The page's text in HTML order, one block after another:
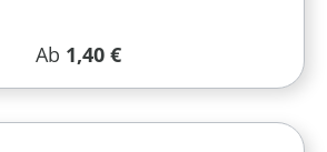
Regulärer Preis:
Ab 1,40 €